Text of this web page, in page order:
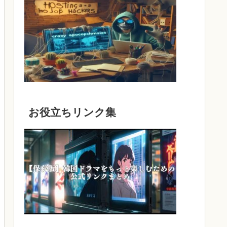
お役立ちリンク集